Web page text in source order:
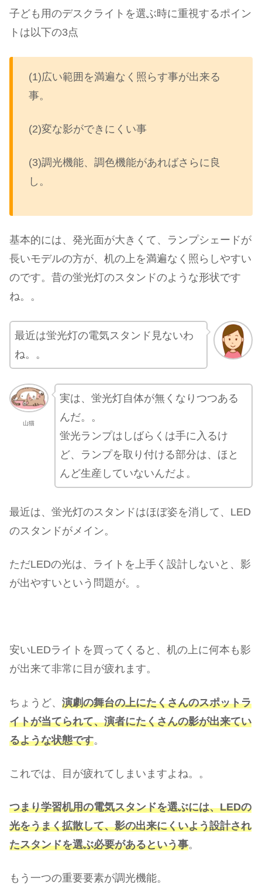
子ども用のデスクライトを選ぶ時に重視するポイン
トは以下の3点
(1)広い範囲を満遍なく照らす事が出来る
事。
(2)変な影ができにくい事
(3)調光機能、調色機能があればさらに良
し。
基本的には、発光面が大きくて、ランプシェードが
長いモデルの方が、机の上を満遍なく照らしやすい
のです。昔の蛍光灯のスタンドのような形状です
ね。。
最近は蛍光灯の電気スタンド見ないわ
ね。。
山猫
実は、蛍光灯自体が無くなりつつある
んだ。。
蛍光ランプはしばらくは手に入るけ
ど、ランプを取り付ける部分は、ほと
んど生産していないんだよ。
最近は、蛍光灯のスタンドはほぼ姿を消して、LED
のスタンドがメイン。
ただLEDの光は、ライトを上手く設計しないと、影
が出やすいという問題が。。
安いLEDライトを買ってくると、机の上に何本も影
が出来て非常に目が疲れます。
ちょうど、 演劇の舞台の上にたくさんのスポットラ
イトが当てられて、演者にたくさんの影が出来てい
るような状態です。
これでは、目が疲れてしまいますよね。。
つまり学習机用の電気スタンドを選ぶには、LEDの
光をうまく拡散して、影の出来にくいよう設計され
たスタンドを選ぶ必要があるという事。
もう一つの重要要素が調光機能。